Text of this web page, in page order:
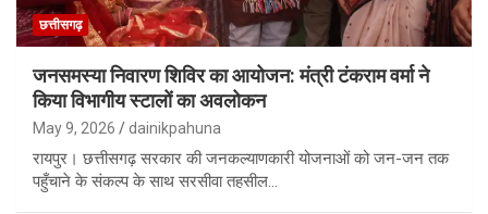
छत्तीसगढ़
जनसमस्या निवारण शिविर का आयोजन: मंत्री टंकराम वर्मा ने
किया विभागीय स्टालों का अवलोकन
May 9, 2026 dainikpahuna
रायपुर। छत्तीसगढ़ सरकार की जनकल्याणकारी योजनाओं को जन-जन तक
पहुँचाने के संकल्प के साथ सरसीवा तहसील…